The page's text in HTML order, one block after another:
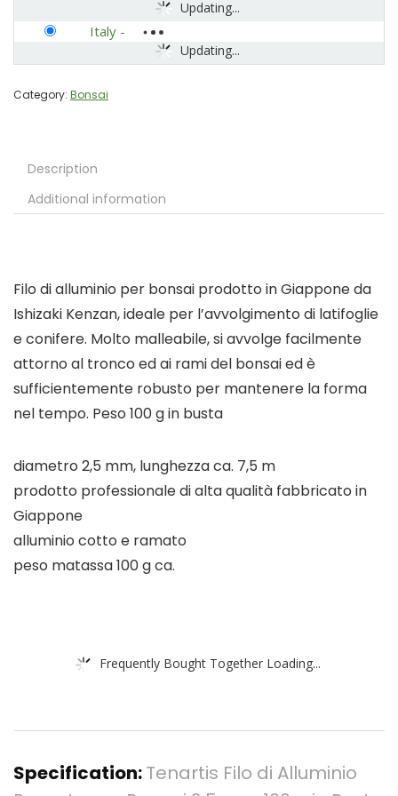
Updating...
Updating...
Italy -
Category: Bonsai
Description
Additional information
Filo di alluminio per bonsai prodotto in Giappone da
Ishizaki Kenzan, ideale per l’avvolgimento di latifoglie
e conifere. Molto malleabile, si avvolge facilmente
attorno al tronco ed ai rami del bonsai ed è
sufficientemente robusto per mantenere la forma
nel tempo. Peso 100 g in busta
diametro 2,5 mm, lunghezza ca. 7,5 m
prodotto professionale di alta qualità fabbricato in
Giappone
alluminio cotto e ramato
peso matassa 100 g ca.
Frequently Bought Together Loading...
Specification:Tenartis Filo di Alluminio